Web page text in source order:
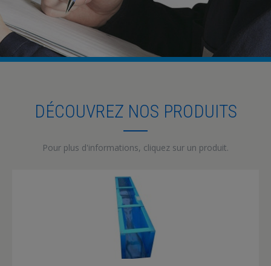
DÉCOUVREZ NOS PRODUITS
Pour plus d'informations, cliquez sur un produit.